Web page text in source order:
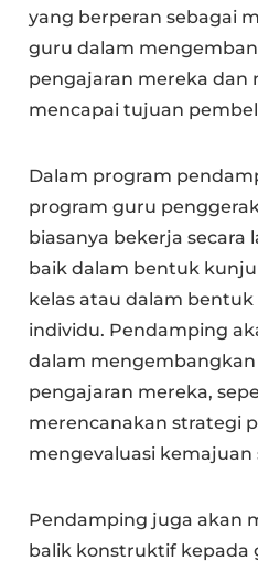
yang berperan sebagai
guru dalam
pengajaran mereka dan
mencapai tujuan
Dalam program
program guru
biasanya bekerja
baik dalam bentuk
kelas atau dalam
individu. Pendamping
dalam
pengajaran mereka,
merencanakan strategi
mengevaluasi kemajuan
Pendamping juga akan
balik konstruktif